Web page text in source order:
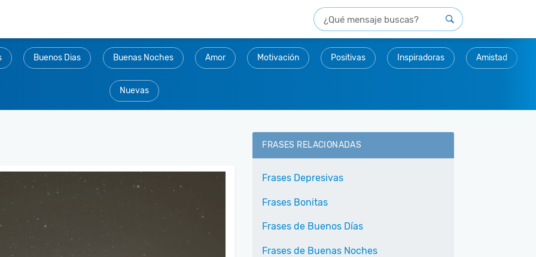
Buenos Dias Buenas Noches Amor Motivación Positivas Inspiradoras Amistad
Nuevas
FRASES RELACIONADAS
Frases Depresivas
Frases Bonitas
Frases de Buenos Días
Frases de Buenas Noches